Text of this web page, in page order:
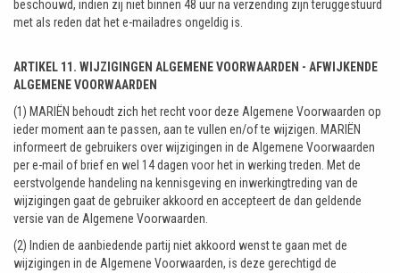
beschouwd, indien zij niet binnen 48 uur na verzending zijn teruggestuurd
met als reden dat het e-mailadres ongeldig is.
ARTIKEL 11. WIJZIGINGEN ALGEMENE VOORWAARDEN - AFWIJKENDE
ALGEMENE VOORWAARDEN
(1) MARIËN behoudt zich het recht voor deze Algemene Voorwaarden op
ieder moment aan te passen, aan te vullen en/of te wijzigen. MARIËN
informeert de gebruikers over wijzigingen in de Algemene Voorwaarden
per e-mail of brief en wel 14 dagen voor het in werking treden. Met de
eerstvolgende handeling na kennisgeving en inwerkingtreding van de
wijzigingen gaat de gebruiker akkoord en accepteert de dan geldende
versie van de Algemene Voorwaarden.
(2) Indien de aanbiedende partij niet akkoord wenst te gaan met de
wijzigingen in de Algemene Voorwaarden, is deze gerechtigd de